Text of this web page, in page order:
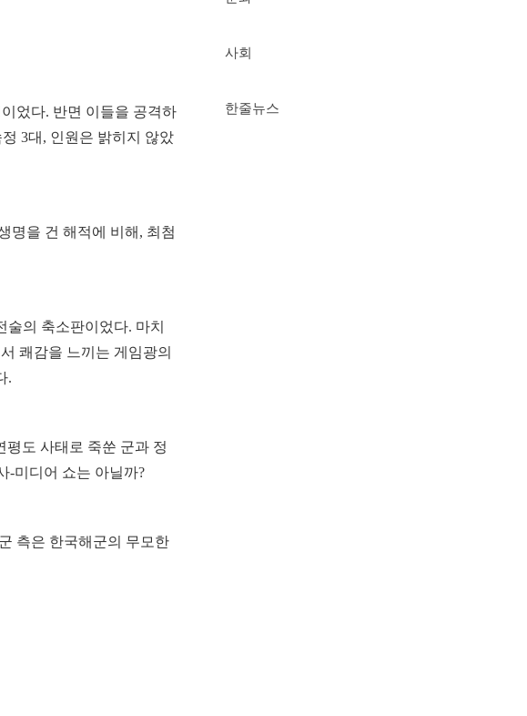
사회
한줄뉴스
었다. 반면 이들을 공격하
3대, 인원은 밝히지 않았
명을 건 해적에 비해, 최첨
의 축소판이었다. 마치
쾌감을 느끼는 게임광의
.
도 사태로 죽쑨 군과 정
-미디어 쇼는 아닐까?
측은 한국해군의 무모한